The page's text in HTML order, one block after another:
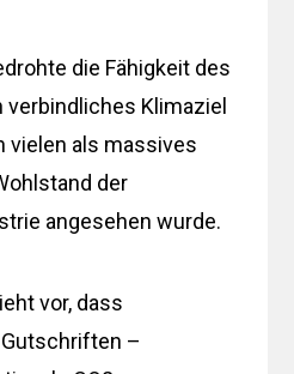
die Fähigkeit des
verbindliches Klimaziel
vielen als massives
der
angesehen wurde.
vor, dass
–